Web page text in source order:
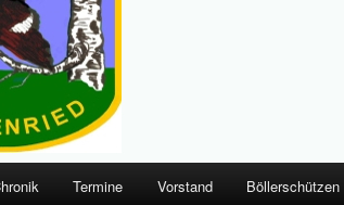
Termine Vorstand Böllerschützen